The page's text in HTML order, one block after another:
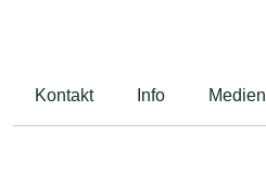
Kontakt Info Medien